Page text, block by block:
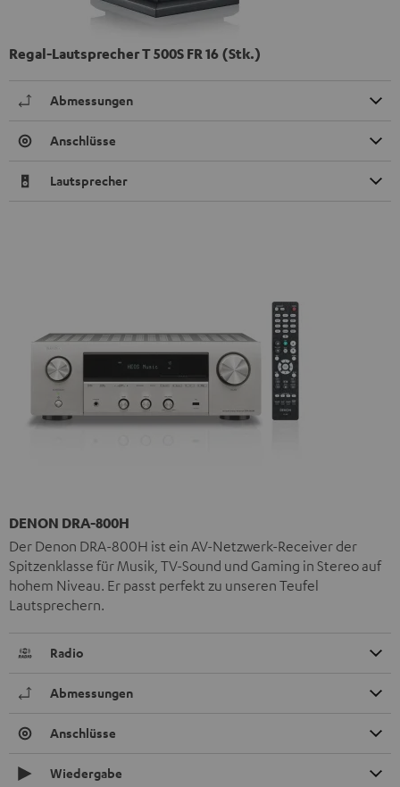
Regal-Lautsprecher T 500S FR 16 (Stk.)
Abmessungen
Anschlüsse
Lautsprecher
DENON DRA-800H
Der Denon DRA-800H ist ein AV-Netzwerk-Receiver der
Spitzenklasse für Musik, TV-Sound und Gaming in Stereo auf
hohem Niveau. Er passt perfekt zu unseren Teufel
Lautsprechern.
Radio
Abmessungen
Anschlüsse
Wiedergabe